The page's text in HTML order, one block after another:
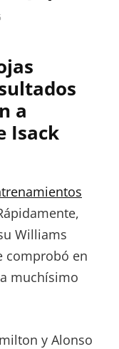
a
Isack
Williams
comprobó en
muchísimo
y Alonso